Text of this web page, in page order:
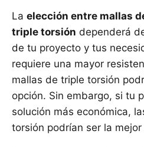
La elección entre mallas
triple torsión dependerá
de tu proyecto y tus
requiere una mayor
mallas de triple torsión
opción. Sin embargo, si tu
solución más económica,
torsión podrían ser la mejor